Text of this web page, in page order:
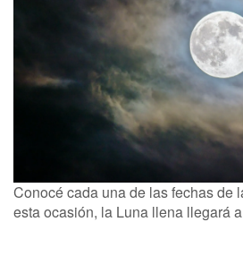
Conocé cada una de las fechas de
esta ocasión, la Luna llena llegará